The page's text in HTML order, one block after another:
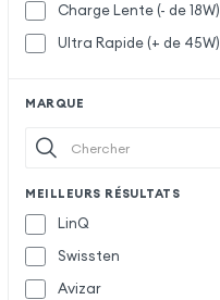
Charge Lente (- de 18W)
Ultra Rapide (+ de 45W)
MARQUE
MEILLEURS RÉSULTATS
LinQ
Swissten
Avizar